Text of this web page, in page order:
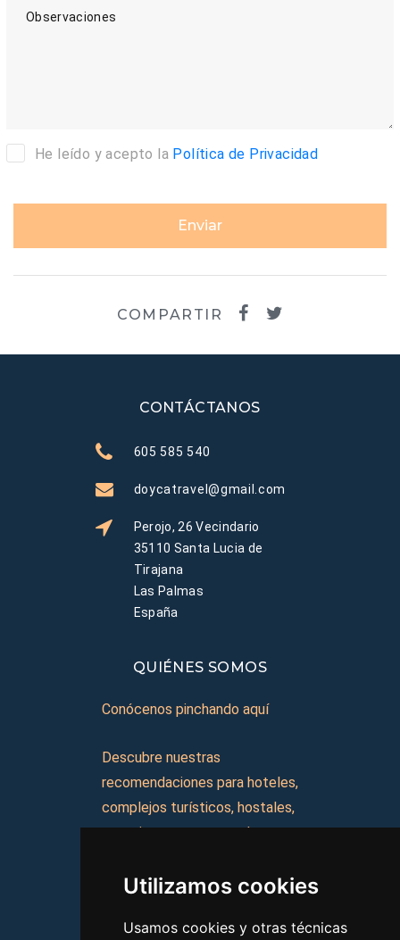
Utilizamos cookies
Usamos cookies y otras técnicas
Observaciones
He leído y acepto la Política de Privacidad
Enviar
COMPARTIR
CONTÁCTANOS
605 585 540
doycatravel@gmail.com
Perojo, 26 Vecindario
35110 Santa Lucia de
Tirajana
Las Palmas
España
QUIÉNES SOMOS
Conócenos pinchando aquí
Descubre nuestras
recomendaciones para hoteles,
complejos turísticos, hostales,
vacaciones, paquetes de